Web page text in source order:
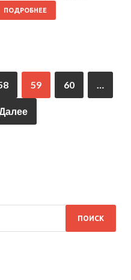
ПОДРОБНЕЕ
59 60 …